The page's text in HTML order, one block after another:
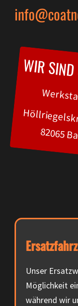
WIR
82065
Unser
Möglichkeit
während wir